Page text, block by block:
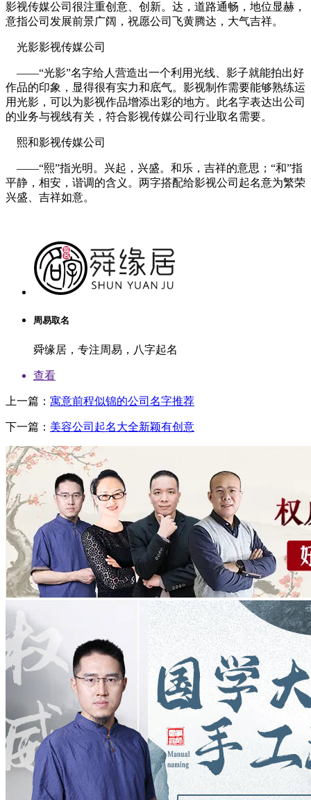
影视传媒公司很注重创意、创新。达，道路通畅，地位显赫，
意指公司发展前景广阔，祝愿公司飞黄腾达，大气吉祥。
光影影视传媒公司
——“光影”名字给人营造出一个利用光线、影子就能拍出好
作品的印象，显得很有实力和底气。影视制作需要能够熟练运
用光影，可以为影视作品增添出彩的地方。此名字表达出公司
的业务与视线有关，符合影视传媒公司行业取名需要。
熙和影视传媒公司
——“熙”指光明。兴起，兴盛。和乐，吉祥的意思；“和”指
平静，相安，谐调的含义。两字搭配给影视公司起名意为繁荣
兴盛、吉祥如意。
周易取名
舜缘居，专注周易，八字起名
查看
上一篇： 寓意前程似锦的公司名字推荐
下一篇： 美容公司起名大全新颖有创意